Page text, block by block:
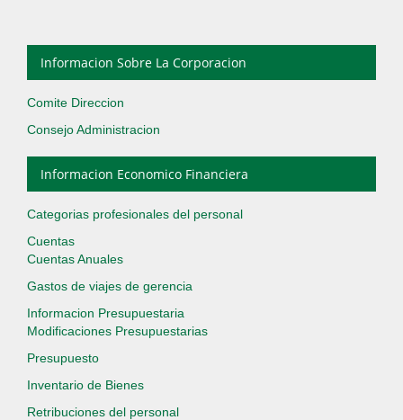
Informacion Sobre La Corporacion
Comite Direccion
Consejo Administracion
Informacion Economico Financiera
Categorias profesionales del personal
Cuentas
Cuentas Anuales
Gastos de viajes de gerencia
Informacion Presupuestaria
Modificaciones Presupuestarias
Presupuesto
Inventario de Bienes
Retribuciones del personal